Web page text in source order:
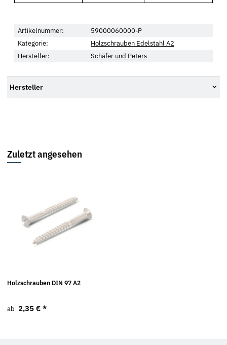
Artikelnummer:
59000060000-P
Kategorie:
Holzschrauben Edelstahl A2
Hersteller:
Schäfer und Peters
Hersteller
Zuletzt angesehen
Holzschrauben DIN 97 A2
ab 2,35 € *